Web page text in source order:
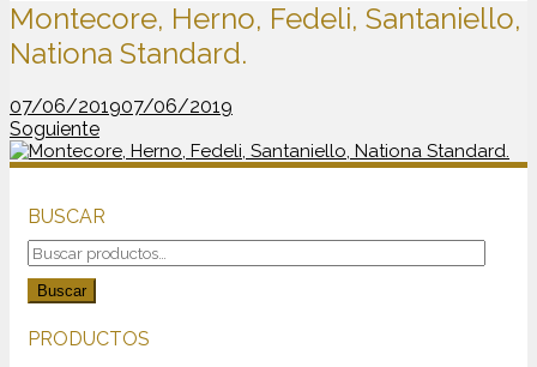
Montecore, Herno, Fedeli, Santaniello,
Nationa Standard.
07/06/201907/06/2019
Soguiente
BUSCAR
Buscar
por:
Buscar
PRODUCTOS